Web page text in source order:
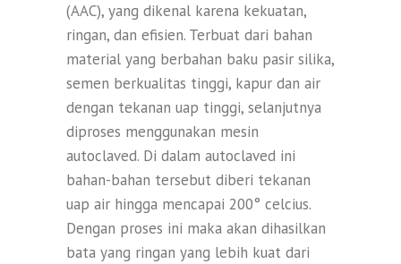
(AAC), yang dikenal karena kekuatan,
ringan, dan efisien. Terbuat dari bahan
material yang berbahan baku pasir silika,
semen berkualitas tinggi, kapur dan air
dengan tekanan uap tinggi, selanjutnya
diproses menggunakan mesin
autoclaved. Di dalam autoclaved ini
bahan-bahan tersebut diberi tekanan
uap air hingga mencapai 200° celcius.
Dengan proses ini maka akan dihasilkan
bata yang ringan yang lebih kuat dari